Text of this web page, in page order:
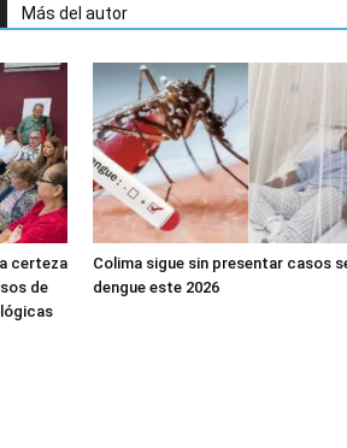
Más del autor
certeza
de
Colima sigue sin presentar casos
dengue este 2026